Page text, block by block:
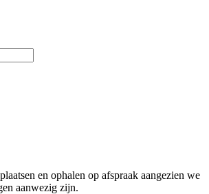
en ophalen op afspraak aangezien we
aanwezig zijn.